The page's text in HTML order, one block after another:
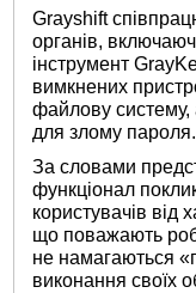
Grayshift
органів,
інструмент
вимкнених
файлову систему,
для злому пароля.
За словами
функціонал
користувачів від
що поважають
не намагаються
виконання своїх